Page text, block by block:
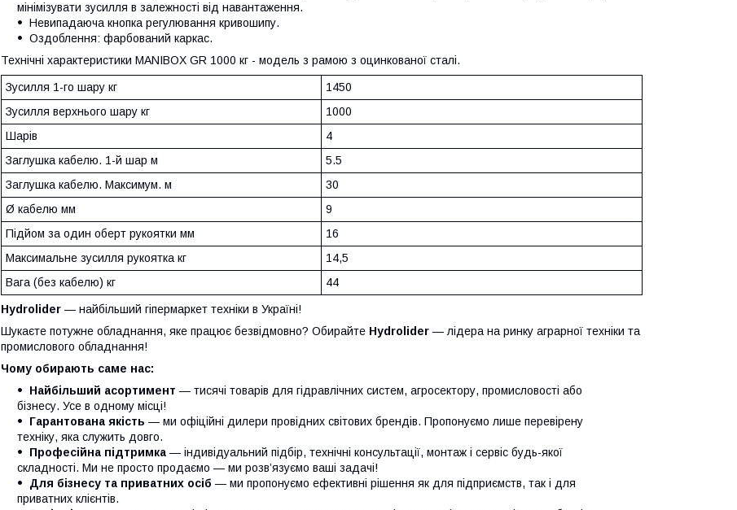
мінімізувати зусилля в залежності від навантаження.
Невипадаюча кнопка регулювання кривошипу.
Оздоблення: фарбований каркас.
Технічні характеристики MANIBOX GR 1000 кг - модель з рамою з оцинкованої сталі.
Зусилля 1-го шару кг
1450
Зусилля верхнього шару кг
1000
Шарів
4
Заглушка кабелю. 1-й шар м
5.5
Заглушка кабелю. Максимум. м
30
Ø кабелю мм
9
Підйом за один оберт рукоятки мм
16
Максимальне зусилля рукоятка кг
14,5
Вага (без кабелю) кг
44
Hydrolider — найбільший гіпермаркет техніки в Україні!
Шукаєте потужне обладнання, яке працює безвідмовно? Обирайте Hydrolider — лідера на ринку аграрної техніки та
промислового обладнання!
Чому обирають саме нас:
Найбільший асортимент — тисячі товарів для гідравлічних систем, агросектору, промисловості або
бізнесу. Усе в одному місці!
Гарантована якість — ми офіційні дилери провідних світових брендів. Пропонуємо лише перевірену
техніку, яка служить довго.
Професійна підтримка — індивідуальний підбір, технічні консультації, монтаж і сервіс будь-якої
складності. Ми не просто продаємо — ми розв’язуємо ваші задачі!
Для бізнесу та приватних осіб — ми пропонуємо ефективні рішення як для підприємств, так і для
приватних клієнтів.